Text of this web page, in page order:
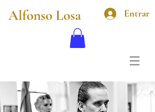
Alfonso Losa Entrar